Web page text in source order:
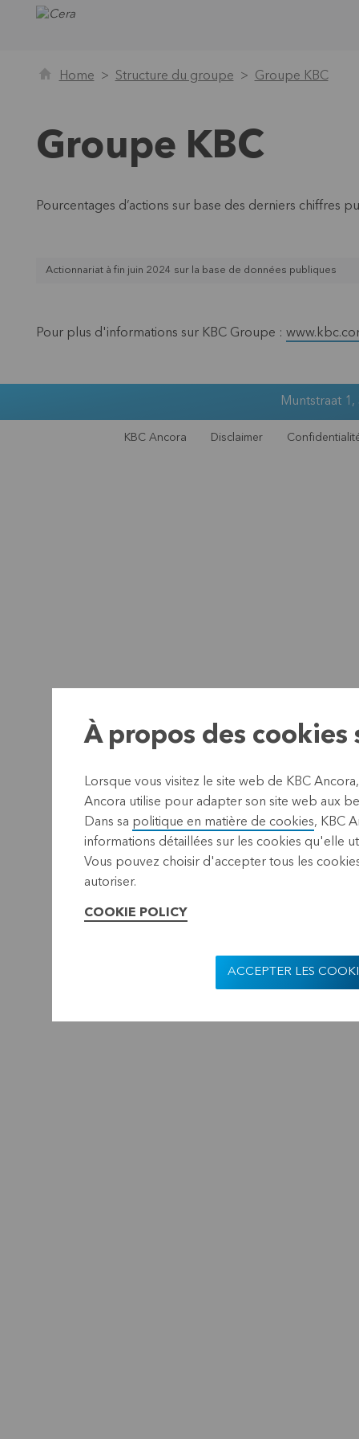
Home Structure du groupe Groupe KBC
Groupe KBC
Pourcentages d’actions sur base des derniers chiffres
Actionnariat à fin juin 2024 sur la base de données publiques
Pour plus d'informations sur KBC Groupe :
Muntstraat
KBC Ancora Disclaimer
À propos des cookies
Lorsque vous visitez le site web de KBC
Ancora utilise pour adapter son site web aux
Dans sa politique en matière de cookies, KBC
informations détaillées sur les cookies qu'elle
Vous pouvez choisir d'accepter tous les
autoriser.
COOKIE POLICY
ACCEPTER LES